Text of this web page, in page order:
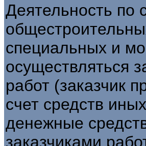
Деятельность по
специальных и
осуществляться
работ (заказчик
счет средств
денежные
заказчиками